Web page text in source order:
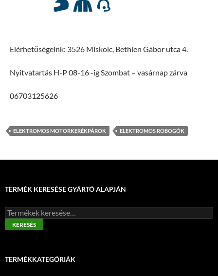
Elérhetőségeink: 3526 Miskolc, Bethlen Gábor utca 4.
Nyitvatartás H-P 08-16 -ig Szombat – vasárnap zárva
06703125626
ELEKTROMOS MOTORKERÉKPÁROK ELEKTROMOS ROBOGÓK
TERMÉK KERESÉSE GYÁRTÓ ALAPJÁN
Keresés
a
következőre:
KERESÉS
TERMÉKKATEGÓRIÁK